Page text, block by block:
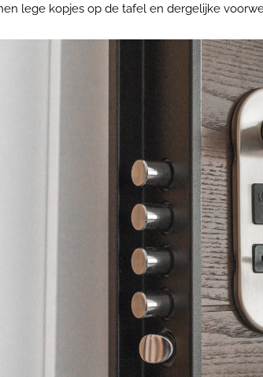
lege kopjes op de tafel en dergelijke